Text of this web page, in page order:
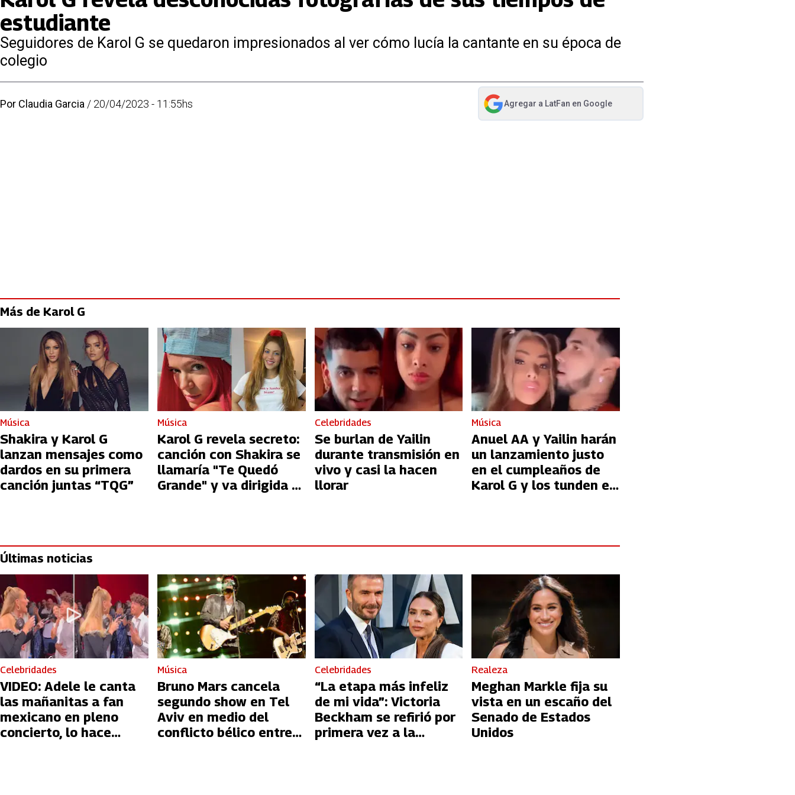
estudiante
Seguidores de Karol G se quedaron impresionados al ver cómo lucía la cantante en su época de
colegio
Por Claudia Garcia / 20/04/2023 - 11:55hs Agregar a LatFan en Google
abre en nueva pestaña
Más de Karol G
Música
Shakira y Karol G
lanzan mensajes como
dardos en su primera
canción juntas “TQG”
Música
Karol G revela secreto:
canción con Shakira se
llamaría "Te Quedó
Grande" y va dirigida a
Celebridades
Se burlan de Yailin
durante transmisión en
vivo y casi la hacen
llorar
Música
Anuel AA y Yailin harán
un lanzamiento justo
en el cumpleaños de
Karol G y los tunden en
Últimas noticias
Celebridades
VIDEO: Adele le canta
las mañanitas a fan
mexicano en pleno
concierto, lo hace
Música
Bruno Mars cancela
segundo show en Tel
Aviv en medio del
conflicto bélico entre
Celebridades
“La etapa más infeliz
de mi vida”: Victoria
Beckham se refirió por
primera vez a la
Realeza
Meghan Markle fija su
vista en un escaño del
Senado de Estados
Unidos